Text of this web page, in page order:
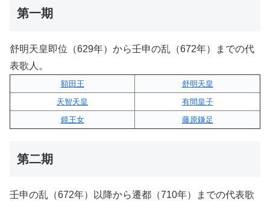
第一期
舒明天皇即位（629年）から壬申の乱（672年）までの代
表歌人。
額田王
舒明天皇
天智天皇
有間皇子
鏡王女
藤原鎌足
第二期
壬申の乱（672年）以降から遷都（710年）までの代表歌